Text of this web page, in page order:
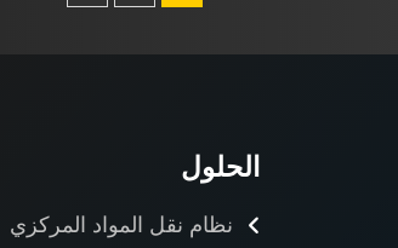
الحلول
نظام نقل المواد المركزي